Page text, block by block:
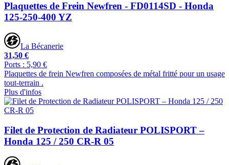
Plaquettes de Frein Newfren - FD0114SD - Honda
125-250-400 YZ
La Bécanerie
31,50 €
Ports : 5,90 €
Plaquettes de frein Newfren composées de métal fritté pour un usage
tout-terrain .
Plus d'infos
Filet de Protection de Radiateur POLISPORT –
Honda 125 / 250 CR-R 05